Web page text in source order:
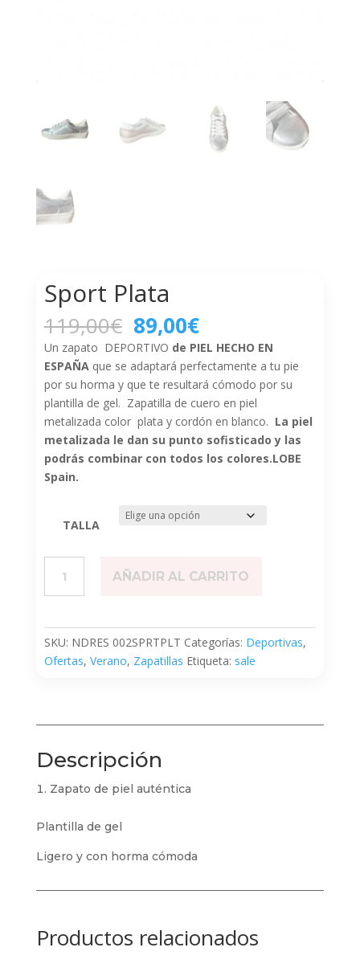
Sport Plata
119,00€ El
precio
original
era:
119,00€.
89,00€El
precio
actual
es:
89,00€.
Un zapato DEPORTIVO de PIEL HECHO EN
ESPAÑAque se adaptará perfectamente a tu pie
por su horma y que te resultará cómodo por su
plantilla de gel. Zapatilla de cuero en piel
metalizada color plata y cordón en blanco. La piel
metalizada le dan su punto sofisticado y las
podrás combinar con todos los colores.LOBE
Spain.
TALLA
Plata
AÑADIR AL CARRITO
SKU: NDRES 002SPRTPLT Categorías: Deportivas,
Ofertas, Verano, Zapatillas Etiqueta: sale
Descripción
Zapato de piel auténtica
Plantilla de gel
Ligero y con horma cómoda
Productos relacionados